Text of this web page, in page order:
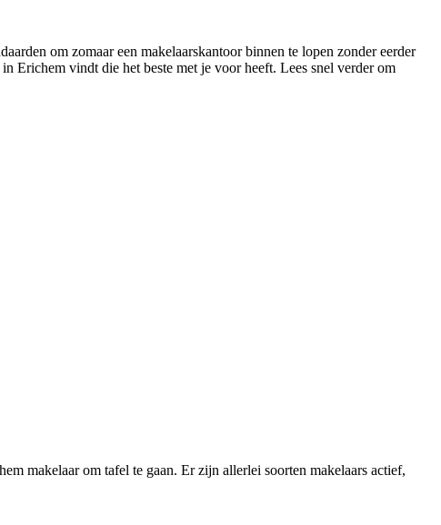
om zomaar een makelaarskantoor binnen te lopen zonder eerder
Erichem vindt die het beste met je voor heeft. Lees snel verder om
makelaar om tafel te gaan. Er zijn allerlei soorten makelaars actief,